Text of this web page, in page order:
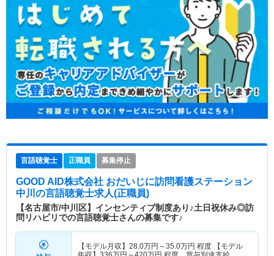
言語聴覚士 正職員 募集停止
GOOD AID株式会社 おだいじに訪問看護ステーション
中川 の言語聴覚士求人(正職員)
【名古屋市/中川区】インセンティブ制度あり♪土日祝休み◎訪
問リハビリでの言語聴覚士さんの募集です♪
【モデル月収】 28.0万円～35.0万円 程度 【モデル